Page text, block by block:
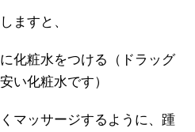
ますと、
化粧水をつける（ドラッグ
い化粧水です）
マッサージするように、踵